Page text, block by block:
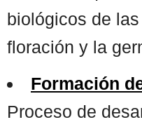
biológicos de
floración y la
Formación
Proceso de